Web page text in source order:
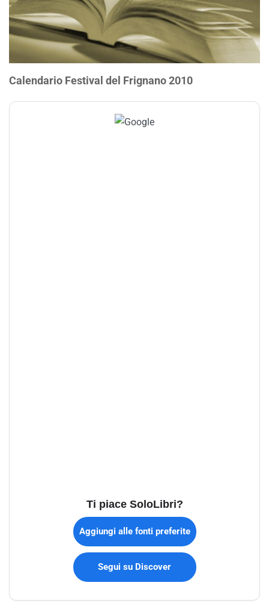
Calendario Festival del Frignano 2010
Ti piace SoloLibri?
Aggiungi alle fonti preferite
Segui su Discover